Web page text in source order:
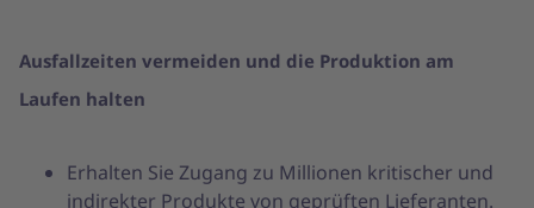
Ausfallzeiten vermeiden und die Produktion am
Laufen halten
Erhalten Sie Zugang zu Millionen kritischer und
indirekter Produkte von geprüften Lieferanten.